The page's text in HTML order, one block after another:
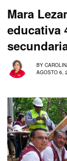
Mara
educativa
BY
AGOSTO 6,